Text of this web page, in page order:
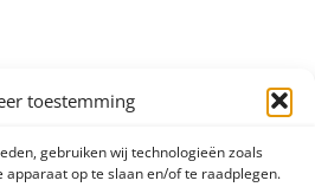
toestemming
gebruiken wij technologieën zoals
op te slaan en/of te raadplegen.